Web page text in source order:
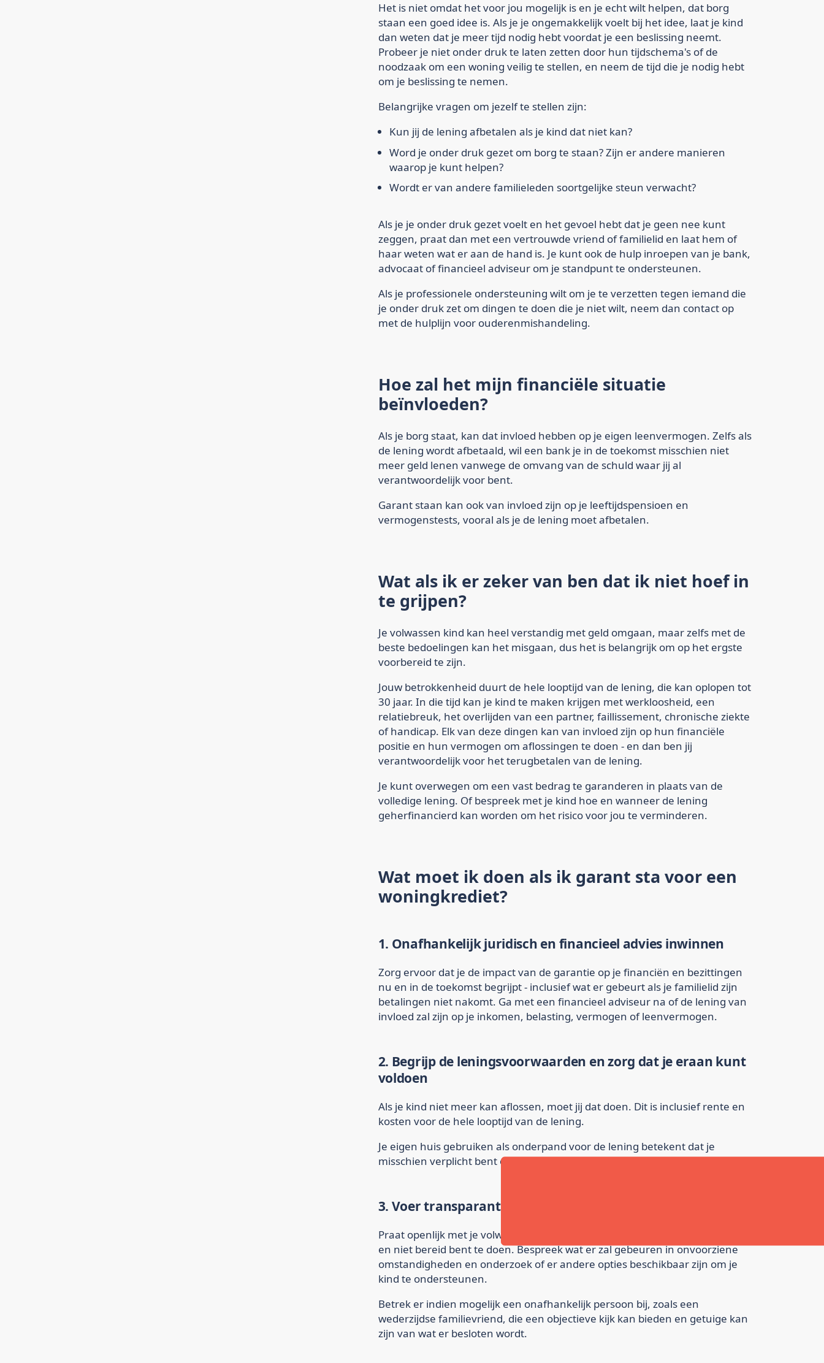
Het is niet omdat het voor jou mogelijk is en je echt wilt helpen, dat borg
staan een goed idee is. Als je je ongemakkelijk voelt bij het idee, laat je kind
dan weten dat je meer tijd nodig hebt voordat je een beslissing neemt.
Probeer je niet onder druk te laten zetten door hun tijdschema's of de
noodzaak om een woning veilig te stellen, en neem de tijd die je nodig hebt
om je beslissing te nemen.
Belangrijke vragen om jezelf te stellen zijn:
Kun jij de lening afbetalen als je kind dat niet kan?
Word je onder druk gezet om borg te staan? Zijn er andere manieren
waarop je kunt helpen?
Wordt er van andere familieleden soortgelijke steun verwacht?
Als je je onder druk gezet voelt en het gevoel hebt dat je geen nee kunt
zeggen, praat dan met een vertrouwde vriend of familielid en laat hem of
haar weten wat er aan de hand is. Je kunt ook de hulp inroepen van je bank,
advocaat of financieel adviseur om je standpunt te ondersteunen.
Als je professionele ondersteuning wilt om je te verzetten tegen iemand die
je onder druk zet om dingen te doen die je niet wilt, neem dan contact op
met de hulplijn voor ouderenmishandeling.
Hoe zal het mijn financiële situatie
beïnvloeden?
Als je borg staat, kan dat invloed hebben op je eigen leenvermogen. Zelfs als
de lening wordt afbetaald, wil een bank je in de toekomst misschien niet
meer geld lenen vanwege de omvang van de schuld waar jij al
verantwoordelijk voor bent.
Garant staan kan ook van invloed zijn op je leeftijdspensioen en
vermogenstests, vooral als je de lening moet afbetalen.
Wat als ik er zeker van ben dat ik niet hoef in
te grijpen?
Je volwassen kind kan heel verstandig met geld omgaan, maar zelfs met de
beste bedoelingen kan het misgaan, dus het is belangrijk om op het ergste
voorbereid te zijn.
Jouw betrokkenheid duurt de hele looptijd van de lening, die kan oplopen tot
30 jaar. In die tijd kan je kind te maken krijgen met werkloosheid, een
relatiebreuk, het overlijden van een partner, faillissement, chronische ziekte
of handicap. Elk van deze dingen kan van invloed zijn op hun financiële
positie en hun vermogen om aflossingen te doen - en dan ben jij
verantwoordelijk voor het terugbetalen van de lening.
Je kunt overwegen om een vast bedrag te garanderen in plaats van de
volledige lening. Of bespreek met je kind hoe en wanneer de lening
geherfinancierd kan worden om het risico voor jou te verminderen.
Wat moet ik doen als ik garant sta voor een
woningkrediet?
1. Onafhankelijk juridisch en financieel advies inwinnen
Zorg ervoor dat je de impact van de garantie op je financiën en bezittingen
nu en in de toekomst begrijpt - inclusief wat er gebeurt als je familielid zijn
betalingen niet nakomt. Ga met een financieel adviseur na of de lening van
invloed zal zijn op je inkomen, belasting, vermogen of leenvermogen.
2. Begrijp de leningsvoorwaarden en zorg dat je eraan kunt
voldoen
Als je kind niet meer kan aflossen, moet jij dat doen. Dit is inclusief rente en
kosten voor de hele looptijd van de lening.
Je eigen huis gebruiken als onderpand voor de lening betekent dat je
misschien verplicht bent om je huis te verkopen om de schuld af te betalen.
3. Voer transparante gesprekken
Praat openlijk met je volwassen kind over wat erbij komt kijken en wat je wel
en niet bereid bent te doen. Bespreek wat er zal gebeuren in onvoorziene
omstandigheden en onderzoek of er andere opties beschikbaar zijn om je
kind te ondersteunen.
Betrek er indien mogelijk een onafhankelijk persoon bij, zoals een
wederzijdse familievriend, die een objectieve kijk kan bieden en getuige kan
zijn van wat er besloten wordt.